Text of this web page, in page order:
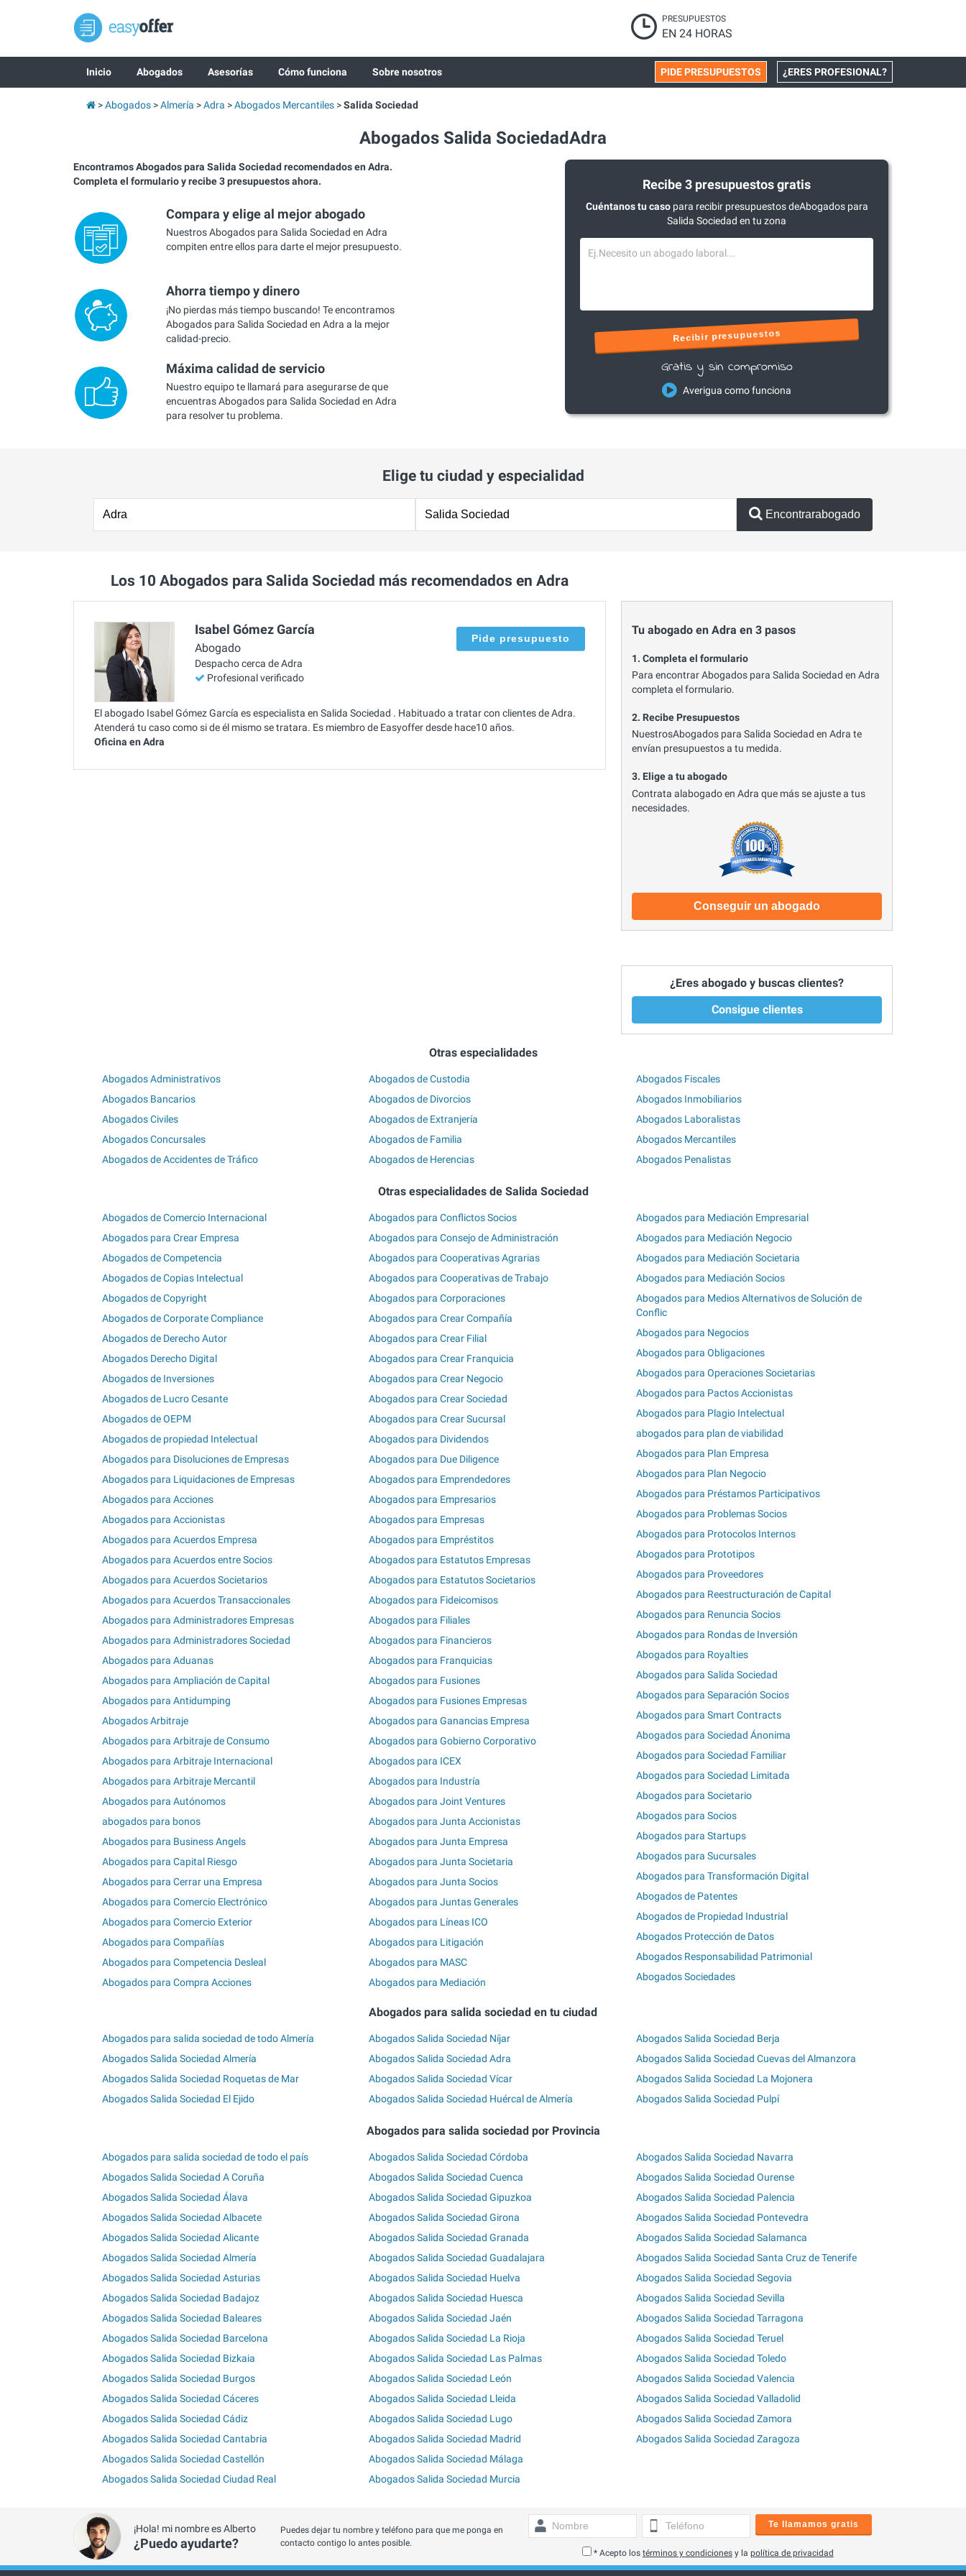
PRESUPUESTOS
EN 24 HORAS
Inicio Abogados Asesorías Cómo funciona Sobre nosotros ¿ERES PROFESIONAL?
PIDE PRESUPUESTOS
Abogados Almería Adra Abogados Mercantiles Salida Sociedad
Abogados Salida SociedadAdra
Encontramos Abogados para Salida Sociedad recomendados en Adra.
Completa el formulario y recibe 3 presupuestos ahora.
Compara y elige al mejor abogado
Nuestros Abogados para Salida Sociedad en Adra
compiten entre ellos para darte el mejor presupuesto.
Ahorra tiempo y dinero
¡No pierdas más tiempo buscando! Te encontramos
Abogados para Salida Sociedad en Adra a la mejor
calidad-precio.
Máxima calidad de servicio
Nuestro equipo te llamará para asegurarse de que
encuentras Abogados para Salida Sociedad en Adra
para resolver tu problema.
Recibe 3 presupuestos gratis
Cuéntanos tu casopara recibir presupuestos deAbogados para
Salida Sociedad en tu zona
Recibir presupuestos
Gratis y sin compromiso
Averigua como funciona
Elige tu ciudad y especialidad
Encontrarabogado
Los 10 Abogados para Salida Sociedad más recomendados en Adra
Isabel Gómez García
Abogado
Despacho cerca de Adra
Profesional verificado
Pide presupuesto
El abogado Isabel Gómez García es especialista en Salida Sociedad . Habituado a tratar con clientes de Adra.
Atenderá tu caso como si de él mismo se tratara. Es miembro de Easyoffer desde hace10 años.
Oficina en Adra
Tu abogado en Adra en 3 pasos
1. Completa el formulario
Para encontrar Abogados para Salida Sociedad en Adra
completa el formulario.
2. Recibe Presupuestos
NuestrosAbogados para Salida Sociedad en Adra te
envían presupuestos a tu medida.
3. Elige a tu abogado
Contrata alabogado en Adra que más se ajuste a tus
necesidades.
Conseguir un abogado
¿Eres abogado y buscas clientes?
Consigue clientes
Otras especialidades
Abogados Administrativos
Abogados Bancarios
Abogados Civiles
Abogados Concursales
Abogados de Accidentes de Tráfico
Abogados de Custodia
Abogados de Divorcios
Abogados de Extranjería
Abogados de Familia
Abogados de Herencias
Abogados Fiscales
Abogados Inmobiliarios
Abogados Laboralistas
Abogados Mercantiles
Abogados Penalistas
Otras especialidades de Salida Sociedad
Abogados de Comercio Internacional
Abogados para Crear Empresa
Abogados de Competencia
Abogados de Copias Intelectual
Abogados de Copyright
Abogados de Corporate Compliance
Abogados de Derecho Autor
Abogados Derecho Digital
Abogados de Inversiones
Abogados de Lucro Cesante
Abogados de OEPM
Abogados de propiedad Intelectual
Abogados para Disoluciones de Empresas
Abogados para Liquidaciones de Empresas
Abogados para Acciones
Abogados para Accionistas
Abogados para Acuerdos Empresa
Abogados para Acuerdos entre Socios
Abogados para Acuerdos Societarios
Abogados para Acuerdos Transaccionales
Abogados para Administradores Empresas
Abogados para Administradores Sociedad
Abogados para Aduanas
Abogados para Ampliación de Capital
Abogados para Antidumping
Abogados Arbitraje
Abogados para Arbitraje de Consumo
Abogados para Arbitraje Internacional
Abogados para Arbitraje Mercantil
Abogados para Autónomos
abogados para bonos
Abogados para Business Angels
Abogados para Capital Riesgo
Abogados para Cerrar una Empresa
Abogados para Comercio Electrónico
Abogados para Comercio Exterior
Abogados para Compañías
Abogados para Competencia Desleal
Abogados para Compra Acciones
Abogados para Conflictos Socios
Abogados para Consejo de Administración
Abogados para Cooperativas Agrarias
Abogados para Cooperativas de Trabajo
Abogados para Corporaciones
Abogados para Crear Compañía
Abogados para Crear Filial
Abogados para Crear Franquicia
Abogados para Crear Negocio
Abogados para Crear Sociedad
Abogados para Crear Sucursal
Abogados para Dividendos
Abogados para Due Diligence
Abogados para Emprendedores
Abogados para Empresarios
Abogados para Empresas
Abogados para Empréstitos
Abogados para Estatutos Empresas
Abogados para Estatutos Societarios
Abogados para Fideicomisos
Abogados para Filiales
Abogados para Financieros
Abogados para Franquicias
Abogados para Fusiones
Abogados para Fusiones Empresas
Abogados para Ganancias Empresa
Abogados para Gobierno Corporativo
Abogados para ICEX
Abogados para Industría
Abogados para Joint Ventures
Abogados para Junta Accionistas
Abogados para Junta Empresa
Abogados para Junta Societaria
Abogados para Junta Socios
Abogados para Juntas Generales
Abogados para Líneas ICO
Abogados para Litigación
Abogados para MASC
Abogados para Mediación
Abogados para Mediación Empresarial
Abogados para Mediación Negocio
Abogados para Mediación Societaria
Abogados para Mediación Socios
Abogados para Medios Alternativos de Solución de
Conflic
Abogados para Negocios
Abogados para Obligaciones
Abogados para Operaciones Societarias
Abogados para Pactos Accionistas
Abogados para Plagio Intelectual
abogados para plan de viabilidad
Abogados para Plan Empresa
Abogados para Plan Negocio
Abogados para Préstamos Participativos
Abogados para Problemas Socios
Abogados para Protocolos Internos
Abogados para Prototipos
Abogados para Proveedores
Abogados para Reestructuración de Capital
Abogados para Renuncia Socios
Abogados para Rondas de Inversión
Abogados para Royalties
Abogados para Salida Sociedad
Abogados para Separación Socios
Abogados para Smart Contracts
Abogados para Sociedad Ánonima
Abogados para Sociedad Familiar
Abogados para Sociedad Limitada
Abogados para Societario
Abogados para Socios
Abogados para Startups
Abogados para Sucursales
Abogados para Transformación Digital
Abogados de Patentes
Abogados de Propiedad Industrial
Abogados Protección de Datos
Abogados Responsabilidad Patrimonial
Abogados Sociedades
Abogados para salida sociedad en tu ciudad
Abogados para salida sociedad de todo Almería
Abogados Salida Sociedad Almería
Abogados Salida Sociedad Roquetas de Mar
Abogados Salida Sociedad El Ejido
Abogados Salida Sociedad Níjar
Abogados Salida Sociedad Adra
Abogados Salida Sociedad Vícar
Abogados Salida Sociedad Huércal de Almería
Abogados Salida Sociedad Berja
Abogados Salida Sociedad Cuevas del Almanzora
Abogados Salida Sociedad La Mojonera
Abogados Salida Sociedad Pulpí
Abogados para salida sociedad por Provincia
Abogados para salida sociedad de todo el país
Abogados Salida Sociedad A Coruña
Abogados Salida Sociedad Álava
Abogados Salida Sociedad Albacete
Abogados Salida Sociedad Alicante
Abogados Salida Sociedad Almería
Abogados Salida Sociedad Asturias
Abogados Salida Sociedad Badajoz
Abogados Salida Sociedad Baleares
Abogados Salida Sociedad Barcelona
Abogados Salida Sociedad Bizkaia
Abogados Salida Sociedad Burgos
Abogados Salida Sociedad Cáceres
Abogados Salida Sociedad Cádiz
Abogados Salida Sociedad Cantabria
Abogados Salida Sociedad Castellón
Abogados Salida Sociedad Ciudad Real
Abogados Salida Sociedad Córdoba
Abogados Salida Sociedad Cuenca
Abogados Salida Sociedad Gipuzkoa
Abogados Salida Sociedad Girona
Abogados Salida Sociedad Granada
Abogados Salida Sociedad Guadalajara
Abogados Salida Sociedad Huelva
Abogados Salida Sociedad Huesca
Abogados Salida Sociedad Jaén
Abogados Salida Sociedad La Rioja
Abogados Salida Sociedad Las Palmas
Abogados Salida Sociedad León
Abogados Salida Sociedad Lleida
Abogados Salida Sociedad Lugo
Abogados Salida Sociedad Madrid
Abogados Salida Sociedad Málaga
Abogados Salida Sociedad Murcia
Abogados Salida Sociedad Navarra
Abogados Salida Sociedad Ourense
Abogados Salida Sociedad Palencia
Abogados Salida Sociedad Pontevedra
Abogados Salida Sociedad Salamanca
Abogados Salida Sociedad Santa Cruz de Tenerife
Abogados Salida Sociedad Segovia
Abogados Salida Sociedad Sevilla
Abogados Salida Sociedad Tarragona
Abogados Salida Sociedad Teruel
Abogados Salida Sociedad Toledo
Abogados Salida Sociedad Valencia
Abogados Salida Sociedad Valladolid
Abogados Salida Sociedad Zamora
Abogados Salida Sociedad Zaragoza
¡Hola! mi nombre es Alberto
¿Puedo ayudarte?
Puedes dejar tu nombre y teléfono para que me ponga en
contacto contigo lo antes posible.
Te llamamos gratis
* Acepto los términos y condicionesy la política de privacidad